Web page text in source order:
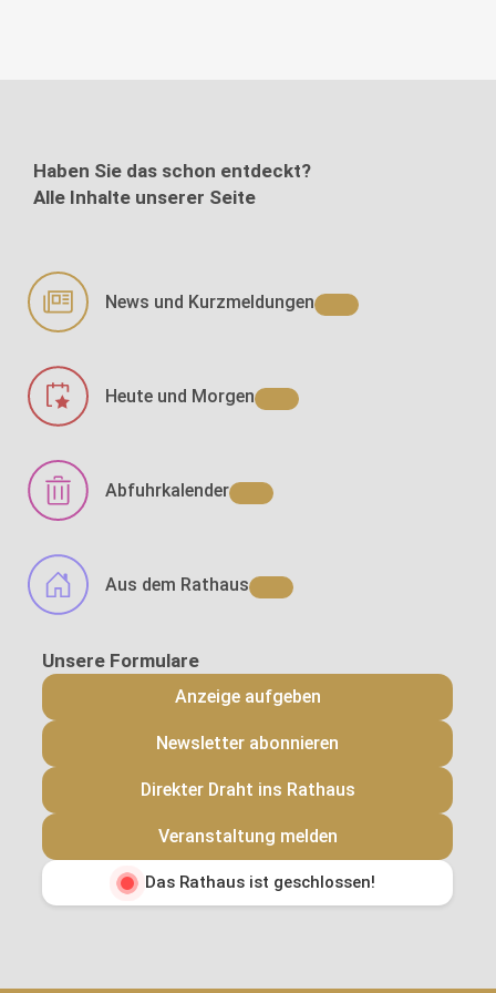
Haben Sie das schon entdeckt?
Alle Inhalte unserer Seite
News und Kurzmeldungen
Heute und Morgen
Abfuhrkalender
Aus dem Rathaus
Anzeige aufgeben
Newsletter abonnieren
Direkter Draht ins Rathaus
Veranstaltung melden
Das Rathaus ist geschlossen!